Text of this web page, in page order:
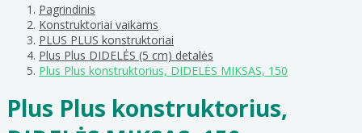
Pagrindinis
Konstruktoriai vaikams
PLUS PLUS konstruktoriai
Plus Plus DIDELĖS (5 cm) detalės
Plus Plus konstruktorius, DIDELĖS MIKSAS, 150
Plus Plus konstruktorius,